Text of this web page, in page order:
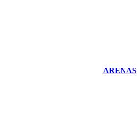
ARENAS